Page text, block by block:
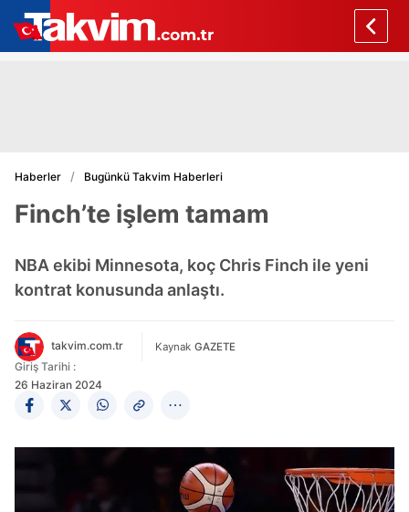
Haberler Bugünkü Takvim Haberleri
Finch’te işlem tamam
NBA ekibi Minnesota, koç Chris Finch ile yeni
kontrat konusunda anlaştı.
takvim.com.tr Kaynak GAZETE
Giriş Tarihi :
26 Haziran 2024